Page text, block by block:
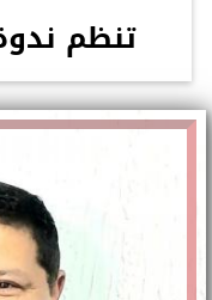
تنظم